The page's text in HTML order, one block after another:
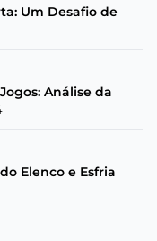
Um Desafio de
Análise da
Elenco e Esfria